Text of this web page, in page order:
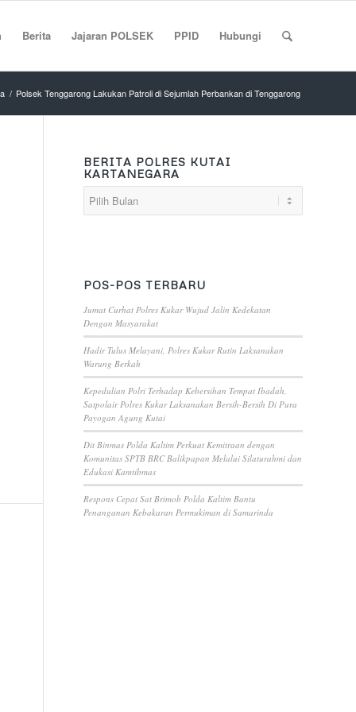
Berita Jajaran POLSEK PPID Hubungi
/ Polsek Tenggarong Lakukan Patroli di Sejumlah Perbankan di Tenggarong
BERITA POLRES KUTAI
KARTANEGARA
POS-POS TERBARU
Jumat Curhat Polres Kukar Wujud Jalin Kedekatan
Dengan Masyarakat
Hadir Tulus Melayani, Polres Kukar Rutin Laksanakan
Warung Berkah
Kepedulian Polri Terhadap Kebersihan Tempat Ibadah,
Satpolair Polres Kukar Laksanakan Bersih-Bersih Di Pura
Payogan Agung Kutai
Dit Binmas Polda Kaltim Perkuat Kemitraan dengan
Komunitas SPTB BRC Balikpapan Melalui Silaturahmi dan
Edukasi Kamtibmas
Respons Cepat Sat Brimob Polda Kaltim Bantu
Penanganan Kebakaran Permukiman di Samarinda